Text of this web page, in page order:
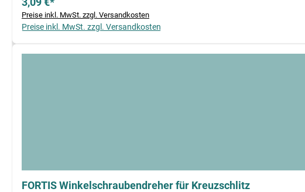
Preise inkl. MwSt. zzgl. Versandkosten
Preise inkl. MwSt. zzgl. Versandkosten
FORTIS Winkelschraubendreher für Kreuzschlitz